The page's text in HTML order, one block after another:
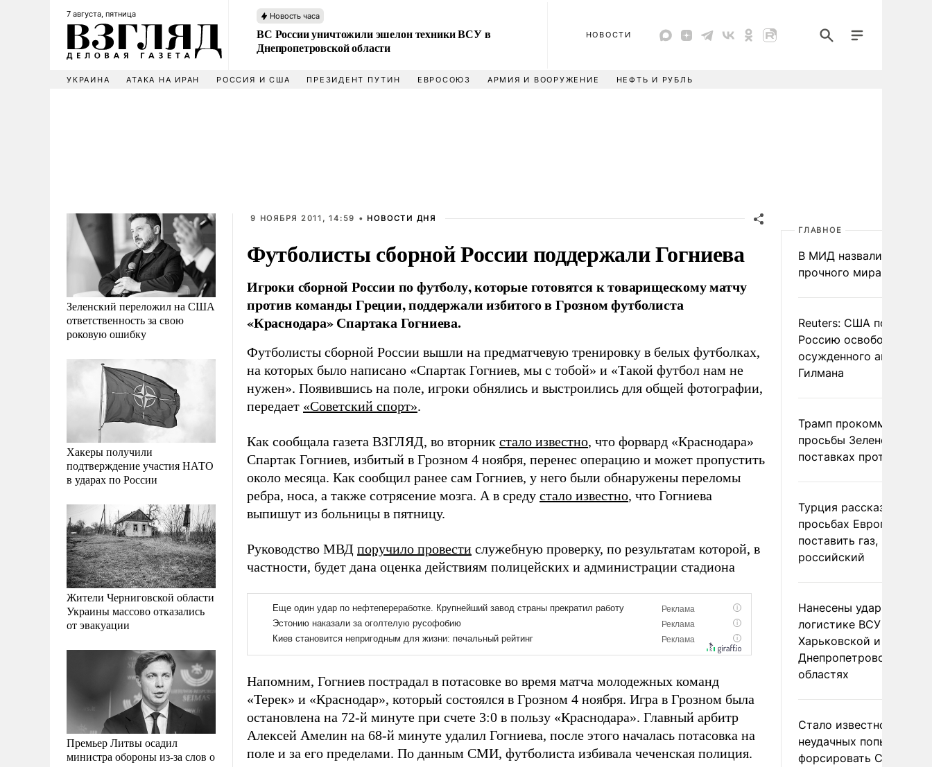
7 августа, пятница Новость часа
ВС России уничтожили эшелон техники ВСУ в
Днепропетровской области
НОВОСТИ
УКРАИНА АТАКА НА ИРАН РОССИЯ И США ПРЕЗИДЕНТ ПУТИН ЕВРОСОЮЗ АРМИЯ И ВООРУЖЕНИЕ НЕФТЬ И РУБЛЬ
Зеленский переложил на США
ответственность за свою
роковую ошибку
Хакеры получили
подтверждение участия НАТО
в ударах по России
Жители Черниговской области
Украины массово отказались
от эвакуации
Премьер Литвы осадил
министра обороны из-за слов о
9 НОЯБРЯ 2011, 14:59 • НОВОСТИ ДНЯ
Футболисты сборной России поддержали Гогниева
Игроки сборной России по футболу, которые готовятся к товарищескому матчу
против команды Греции, поддержали избитого в Грозном футболиста
«Краснодара» Спартака Гогниева.
Футболисты сборной России вышли на предматчевую тренировку в белых футболках,
на которых было написано «Спартак Гогниев, мы с тобой» и «Такой футбол нам не
нужен». Появившись на поле, игроки обнялись и выстроились для общей фотографии,
передает «Советский спорт».
Как сообщала газета ВЗГЛЯД, во вторник стало известно, что форвард «Краснодара»
Спартак Гогниев, избитый в Грозном 4 ноября, перенес операцию и может пропустить
около месяца. Как сообщил ранее сам Гогниев, у него были обнаружены переломы
ребра, носа, а также сотрясение мозга. А в среду стало известно, что Гогниева
выпишут из больницы в пятницу.
Руководство МВД поручило провести служебную проверку, по результатам которой, в
частности, будет дана оценка действиям полицейских и администрации стадиона
Напомним, Гогниев пострадал в потасовке во время матча молодежных команд
«Терек» и «Краснодар», который состоялся в Грозном 4 ноября. Игра в Грозном была
остановлена на 72-й минуте при счете 3:0 в пользу «Краснодара». Главный арбитр
Алексей Амелин на 68-й минуте удалил Гогниева, после этого началась потасовка на
поле и за его пределами. По данным СМИ, футболиста избивала чеченская полиция.
ГЛАВНОЕ
В МИД назвали условия
прочного мира на
Reuters: США
Россию освободить
осужденного
Гилмана
Трамп
просьбы Зеленского о
поставках
Турция рассказала о
просьбах Европы
поставить газ, но не
российский
Нанесены удары по
логистике ВСУ в
Харьковской и
Днепропетровской
областях
Стало известно о
неудачных попытках
форсировать